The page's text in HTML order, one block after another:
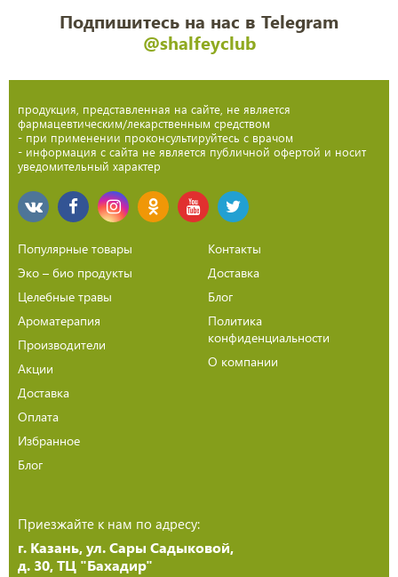
Подпишитесь на нас в Telegram
@shalfeyclub
продукция, представленная на сайте, не является
фармацевтическим/лекарственным средством
- при применении проконсультируйтесь с врачом
- информация с сайта не является публичной офертой и носит
уведомительный характер
Популярные товары
Эко – био продукты
Целебные травы
Ароматерапия
Производители
Акции
Доставка
Оплата
Избранное
Блог
Контакты
Доставка
Блог
Политика
конфиденциальности
О компании
Приезжайте к нам по адресу:
г. Казань, ул. Сары Садыковой,
д. 30, ТЦ "Бахадир"